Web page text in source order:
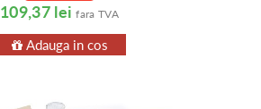
109,37 lei fara TVA
Adauga in cos